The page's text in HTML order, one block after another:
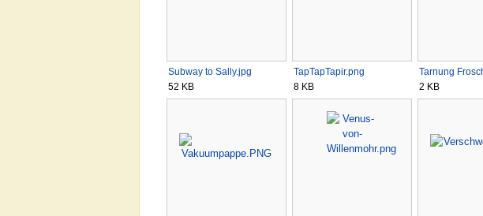
Subway to Sally.jpg
52 KB
TapTapTapir.png
8 KB
Tarnung
2 KB